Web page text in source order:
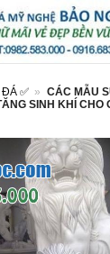
✅ » CÁC MẪU
SINH KHÍ CHO